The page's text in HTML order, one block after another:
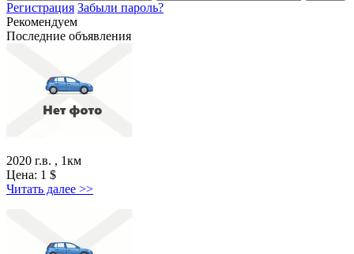
Регистрация Забыли пароль?
Рекомендуем
Последние объявления
2020 г.в. , 1км
Цена: 1 $
Читать далее >>